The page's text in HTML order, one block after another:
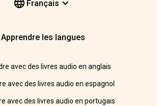
Français
Apprendre les langues
avec des livres audio en anglais
avec des livres audio en espagnol
avec des livres audio en portugais